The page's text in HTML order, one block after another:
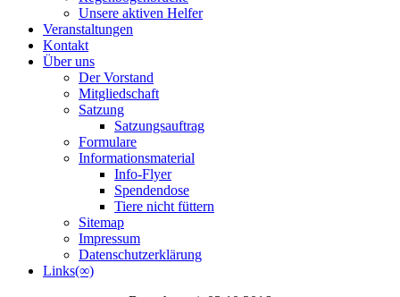
Unsere aktiven Helfer
Veranstaltungen
Kontakt
Über uns
Der Vorstand
Mitgliedschaft
Satzung
Satzungsauftrag
Formulare
Informationsmaterial
Info-Flyer
Spendendose
Tiere nicht füttern
Sitemap
Impressum
Datenschutzerklärung
Links(∞)